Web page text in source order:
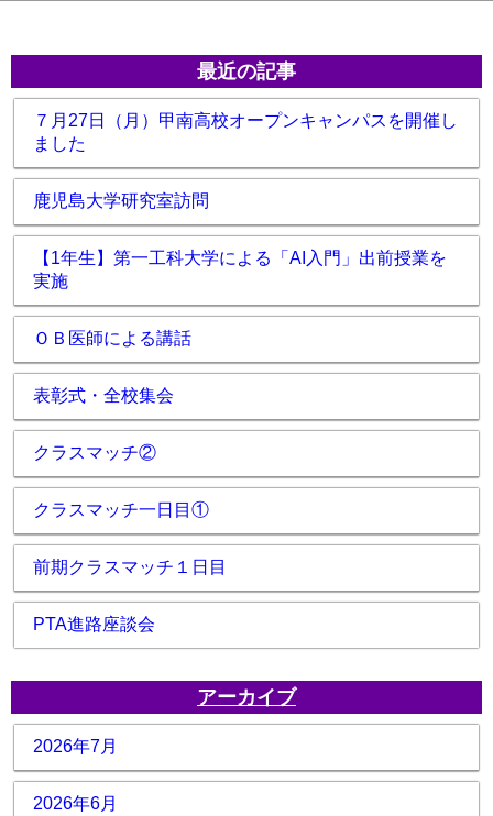
最近の記事
７月27日（月）甲南高校オープンキャンパスを開催し
ました
鹿児島大学研究室訪問
【1年生】第一工科大学による「AI入門」出前授業を
実施
ＯＢ医師による講話
表彰式・全校集会
クラスマッチ②
クラスマッチ一日目①
前期クラスマッチ１日目
PTA進路座談会
アーカイブ
2026年7月
2026年6月